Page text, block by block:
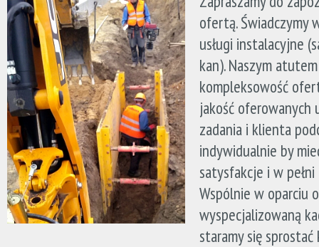
ofertą. Świadczymy
usługi instalacyjne
kan). Naszym
kompleksowość
jakość oferowanych
zadania i klienta
indywidualnie by
satysfakcje i w
Wspólnie w oparciu o
wyspecjalizowaną
staramy się